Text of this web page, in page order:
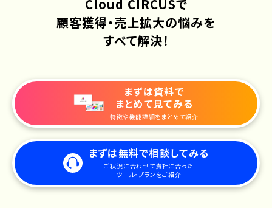
Cloud CIRCUSで
顧客獲得・売上拡大の悩みを
すべて解決！
まずは資料で
まとめて見てみる
特徴や機能詳細をまとめて紹介
まずは無料で相談してみる
ご状況に合わせて貴社に合った
ツール・プランをご紹介